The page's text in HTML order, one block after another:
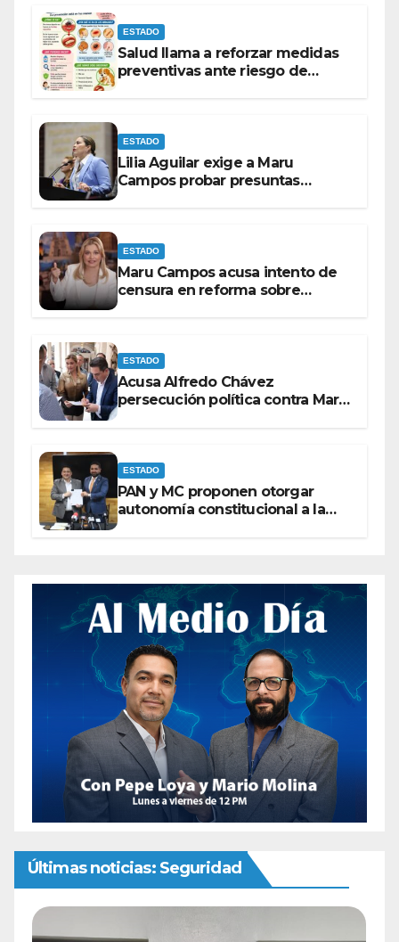
ESTADO
Salud llama a reforzar medidas
preventivas ante riesgo de
ESTADO
Lilia Aguilar exige a Maru
Campos probar presuntas
ESTADO
Maru Campos acusa intento de
censura en reforma sobre
ESTADO
Acusa Alfredo Chávez
persecución política contra Maru
ESTADO
PAN y MC proponen otorgar
autonomía constitucional a la
Últimas noticias: Seguridad